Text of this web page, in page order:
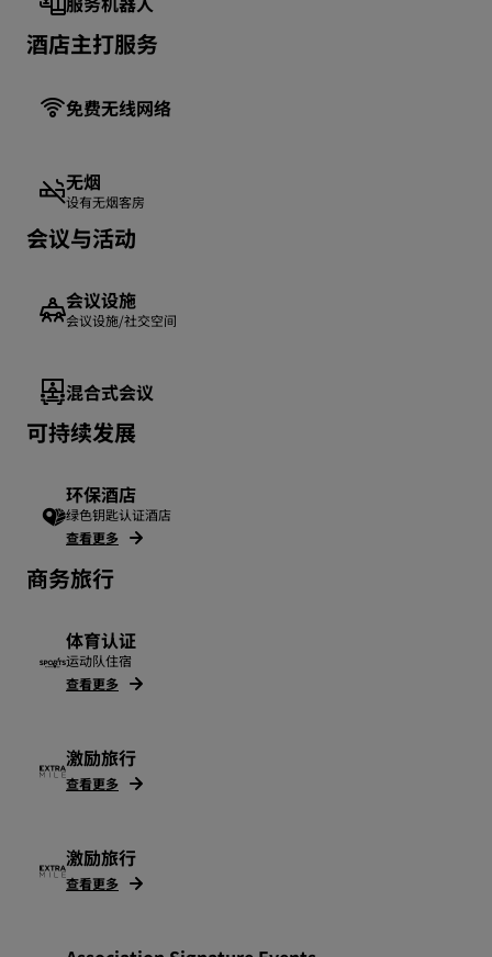
酒店主打服务
免费无线网络
无烟
设有无烟客房
会议与活动
会议设施
会议设施/社交空间
混合式会议
可持续发展
环保酒店
绿色钥匙认证酒店
查看更多
商务旅行
体育认证
运动队住宿
查看更多
激励旅行
查看更多
激励旅行
查看更多